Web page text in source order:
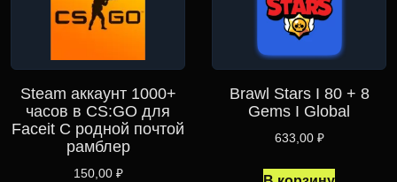
Steam аккаунт 1000+
часов в CS:GO для
Faceit С родной почтой
рамблер
150,00 ₽
Brawl Stars I 80 + 8
Gems I Global
633,00 ₽